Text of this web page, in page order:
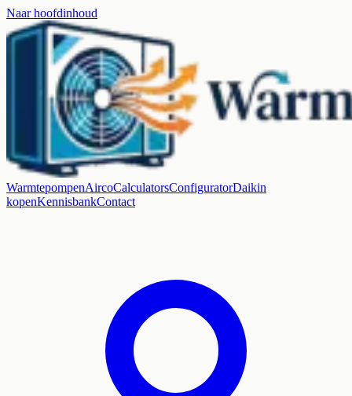
Naar hoofdinhoud
WarmtepompenAircoCalculatorsConfiguratorDaikin
kopenKennisbankContact